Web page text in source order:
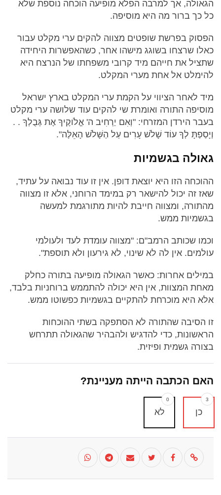
הגאולה, אך למרבה הפלא מופיעה הוכחה נוספת שלא
כל כך ברור מה היא מוסיפה.
הפסוק בפרשת שופטים מצווה להקים ערי מקלט עבור
כאלו שרצחו בשוגג מישהו אחר, כשהאפשרות היחידה
שתציל את חייהם מיד קרובי משפחתו של הנרצח היא
להימלט אל אחת מערי המקלט.
מיד לאחר הציווי על הקמת ערי המקלט בארץ ישראל
מוסיפה התורה ואומרת שי להקים עוד שלושה ערי מקלט
בעבר הירדן המזרחי: "וְאִם יַרְחִיב ה' אֱלֹוקֶיךָ אֶת גְּבֻלְךָ . .
וְיָסַפְתָּ לְךָ עוֹד שָׁלֹשׁ עָרִים עַל הַשָּׁלֹשׁ הָאֵלֶּה".
גאולה בגשמיות
ההוכחה הזו היא יוצאת דופן. אין זו עוד נבואה על עתיד,
שאז זה יכול להישאר רק במימד הרוחני, אלא זו מצווה
מהתורה, ומצווה חייבת להיות מתורגמת למעשה
בגשמיות ממש.
וכמו שכותב הרמב"ם: "מצווה עומדת לעד ולעולמי
עולמים. אין לה לא שינוי, לא גירעון ולא תוספת".
במילים אחרות: כאשר הגאולה מופיעה בתורה כחלק
מאחת המצוות, אין היא יכולה להתממש ברוחניות בלבד,
אלא היא מוכרחת להתקיים בגשמיות כפשוטו ממש.
זו הסיבה שהתורה לא הסתפקה בשתי ההוכחות
הראשונות, כדי להדגיש ולהבהיר שהגאולה תתרחש
בצורה גשמית ופיזית.
האם הכתבה הייתה מעניינת?
כן
3
לא
0